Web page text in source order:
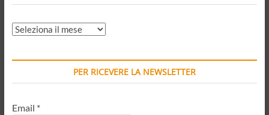
ARCHIVI
PER RICEVERE LA NEWSLETTER
Email *